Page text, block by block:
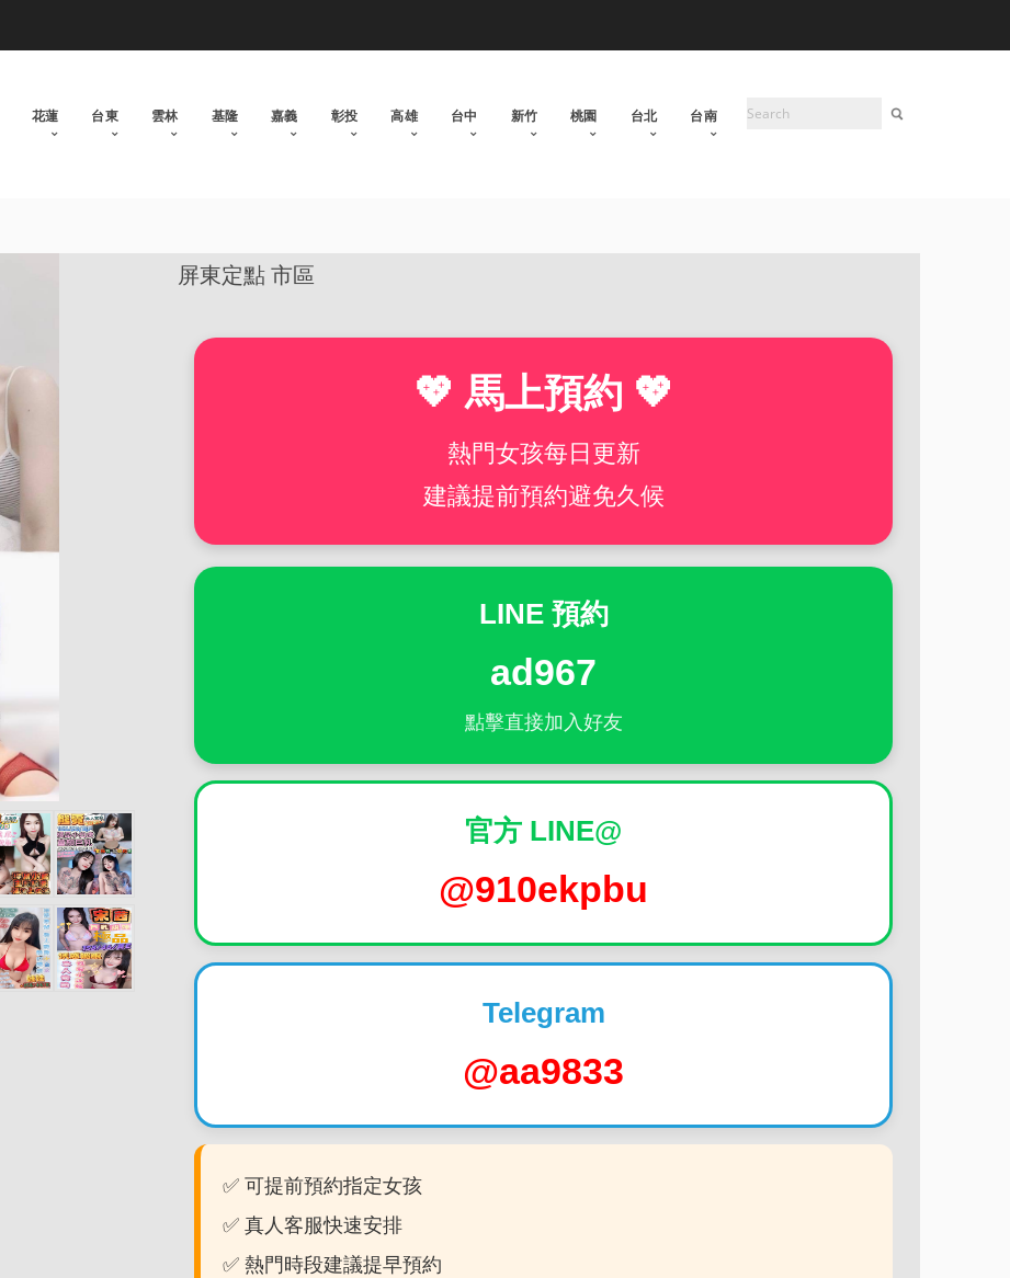
花蓮 台東 雲林 基隆 嘉義 彰投 高雄 台中 新竹 桃園 台北 台南
屏東定點 市區
💖 馬上預約 💖
熱門女孩每日更新
建議提前預約避免久候
LINE 預約
ad967
點擊直接加入好友
官方 LINE@
@910ekpbu
Telegram
@aa9833
✅ 可提前預約指定女孩
✅ 真人客服快速安排
✅ 熱門時段建議提早預約